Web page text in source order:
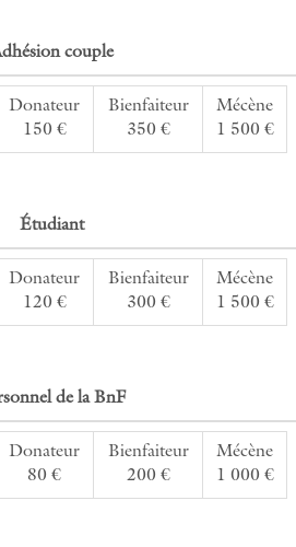
couple
Donateur
150 €
Bienfaiteur
350 €
Mécène
1 500 €
Étudiant
Donateur
120 €
Bienfaiteur
300 €
Mécène
1 500 €
de la BnF
Donateur
80 €
Bienfaiteur
200 €
Mécène
1 000 €